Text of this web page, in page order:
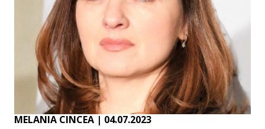
MELANIA CINCEA | 04.07.2023